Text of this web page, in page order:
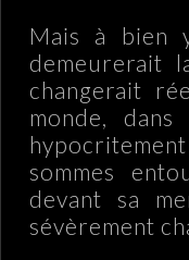
Mais à bien
demeurerait
changerait
monde,
sommes
devant sa
sévèrement